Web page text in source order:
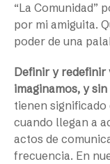
“La Comunidad”
por mi amiguita.
poder de una
Definir y redefinir
imaginamos, y
tienen significado
cuando llegan a
actos de
frecuencia. En